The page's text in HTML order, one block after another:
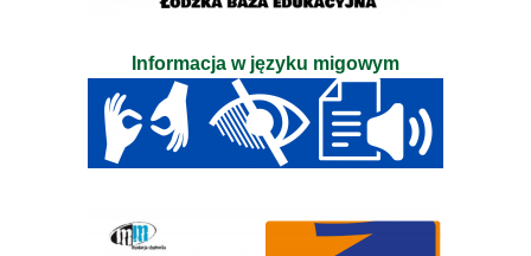
Informacja w języku migowym